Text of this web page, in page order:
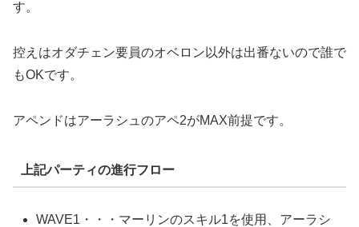
す。
控えはオダチェン要員のオベロン以外は出番ないので誰で
もOKです。
アペンドはアーラシュのアペ2がMAX前提です。
上記パーティの進行フロー
WAVE1・・・マーリンのスキル1を使用、アーラシ